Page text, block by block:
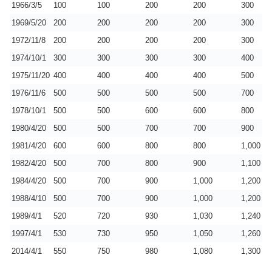
1966/3/5
100 100 200 200
300
1969/5/20
200 200 200 200
300
1972/11/8
200 200 200 200
300
1974/10/1
300 300 300 300
400
1975/11/20 400 400 400 400
500
1976/11/6
500 500 500 500
700
1978/10/1
500 500 600 600
800
1980/4/20
500 500 700 700
900
1981/4/20
600 600 800 800
1,000
1982/4/20
500 700 800 900
1,100
1984/4/20
500 700 900 1,000
1,200
1988/4/10
500 700 900 1,000
1,200
1989/4/1
520 720 930 1,030
1,240
1997/4/1
530 730 950 1,050
1,260
2014/4/1
550 750 980 1,080
1,300